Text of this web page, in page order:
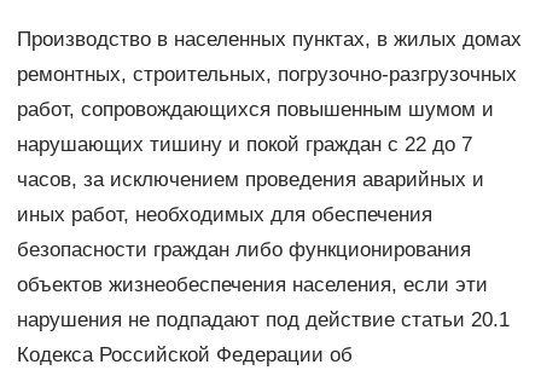
Производство в населенных пунктах, в жилых домах
ремонтных, строительных, погрузочно-разгрузочных
работ, сопровождающихся повышенным шумом и
нарушающих тишину и покой граждан с 22 до 7
часов, за исключением проведения аварийных и
иных работ, необходимых для обеспечения
безопасности граждан либо функционирования
объектов жизнеобеспечения населения, если эти
нарушения не подпадают под действие статьи 20.1
Кодекса Российской Федерации об